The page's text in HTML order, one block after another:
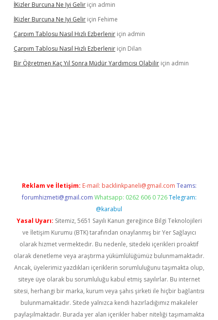
İKizler Burcuna Ne Iyi Gelir için admin
İKizler Burcuna Ne Iyi Gelir için Fehime
Çarpım Tablosu Nasıl Hızlı Ezberlenir için admin
Çarpım Tablosu Nasıl Hızlı Ezberlenir için Dilan
Bir Öğretmen Kaç Yıl Sonra Müdür Yardımcısı Olabilir için admin
Reklam ve İletişim: E-mail: backlinkpaneli@gmail.com Teams:
forumhizmeti@gmail.com Whatsapp: 0262 606 0 726 Telegram:
@karabul
Yasal Uyarı: Sitemiz, 5651 Sayılı Kanun gereğince Bilgi Teknolojileri
ve İletişim Kurumu (BTK) tarafından onaylanmış bir Yer Sağlayıcı
olarak hizmet vermektedir. Bu nedenle, sitedeki içerikleri proaktif
olarak denetleme veya araştırma yükümlülüğümüz bulunmamaktadır.
Ancak, üyelerimiz yazdıkları içeriklerin sorumluluğunu taşımakta olup,
siteye üye olarak bu sorumluluğu kabul etmiş sayılırlar. Bu internet
sitesi, herhangi bir marka, kurum veya şahıs şirketi ile hiçbir bağlantısı
bulunmamaktadır. Sitede yalnızca kendi hazırladığımız makaleler
paylaşılmaktadır. Burada yer alan içerikler haber niteliği taşımamakta